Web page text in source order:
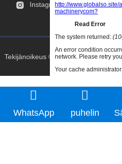
Instagramissa
Tekijänoikeus © 2025 Goodao.Cn
WhatsApp puhelin